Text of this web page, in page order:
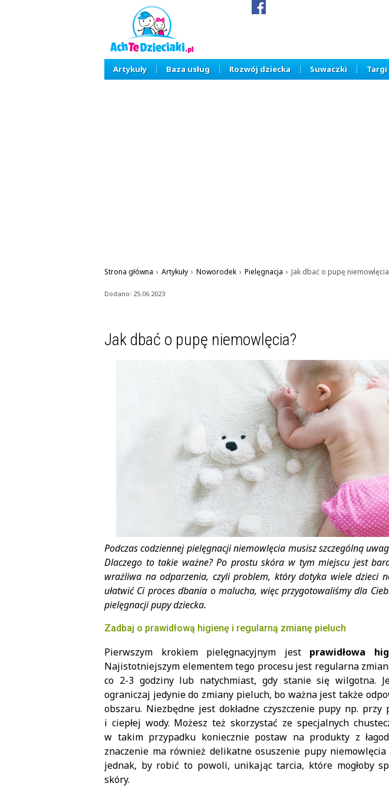
Artykuły Baza usług Rozwój dziecka Suwaczki Targi
Strona główna › Artykuły › Noworodek › Pielęgnacja › Jak dbać o pupę
Dodano: 25.06.2023
Jak dbać o pupę niemowlęcia?
Podczas codziennej pielęgnacji niemowlęcia musisz szczególną
Dlaczego to takie ważne? Po prostu skóra w tym miejscu jest
wrażliwa na odparzenia, czyli problem, który dotyka wiele dzieci
ułatwić Ci proces dbania o malucha, więc przygotowaliśmy dla
pielęgnacji pupy dziecka.
Zadbaj o prawidłową higienę i regularną zmianę pieluch
Pierwszym krokiem pielęgnacyjnym jest prawidłowa
Najistotniejszym elementem tego procesu jest regularna
co 2-3 godziny lub natychmiast, gdy stanie się wilgotna.
ograniczaj jedynie do zmiany pieluch, bo ważna jest także
obszaru. Niezbędne jest dokładne czyszczenie pupy np. przy
i ciepłej wody. Możesz też skorzystać ze specjalnych
w takim przypadku koniecznie postaw na produkty z
znaczenie ma również delikatne osuszenie pupy
jednak, by robić to powoli, unikając tarcia, które mogłoby
skóry.